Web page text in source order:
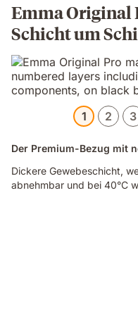
Emma Original
Schicht um
1 2 3
Der Premium-Bezug mit
Dickere Gewebeschicht,
abnehmbar und bei 40°C